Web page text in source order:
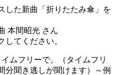
した新曲「折りたたみ傘」を
本間昭光 さん
してください。
ムフリーで。（タイムフリ
分聞き逃しが聞けます）～例